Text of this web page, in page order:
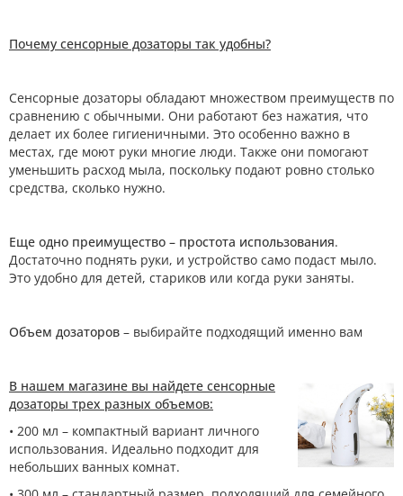
Почему сенсорные дозаторы так удобны?
Сенсорные дозаторы обладают множеством преимуществ по
сравнению с обычными. Они работают без нажатия, что
делает их более гигиеничными. Это особенно важно в
местах, где моют руки многие люди. Также они помогают
уменьшить расход мыла, поскольку подают ровно столько
средства, сколько нужно.
Еще одно преимущество – простота использования.
Достаточно поднять руки, и устройство само подаст мыло.
Это удобно для детей, стариков или когда руки заняты.
Объем дозаторов – выбирайте подходящий именно вам
В нашем магазине вы найдете сенсорные
дозаторы трех разных объемов:
• 200 мл – компактный вариант личного
использования. Идеально подходит для
небольших ванных комнат.